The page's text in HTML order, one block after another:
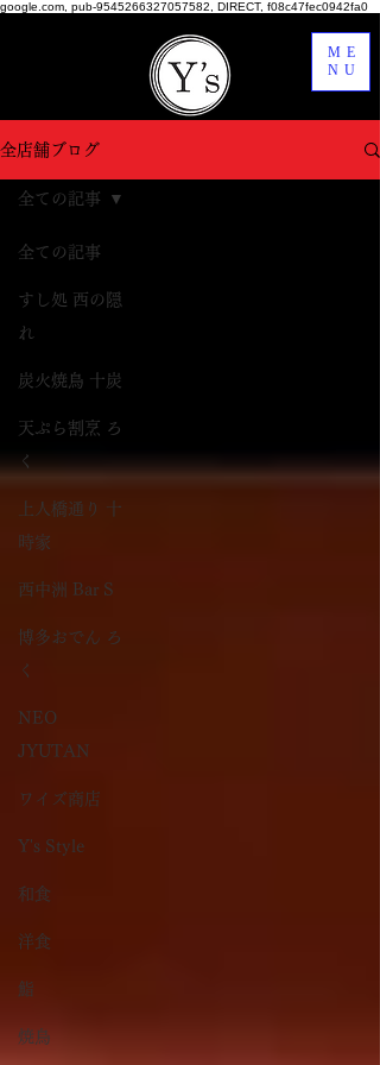
google.com, pub-9545266327057582, DIRECT, f08c47fec0942fa0
ME
NU
全店舗ブログ
全ての記事
すし処 西の隠
れ
炭火焼鳥 十炭
天ぷら割烹 ろ
く
上人橋通り 十
時家
西中洲 Bar S
博多おでん ろ
く
NEO
JYUTAN
ワイズ商店
Y's Style
和食
洋食
鮨
焼鳥
全ての記事